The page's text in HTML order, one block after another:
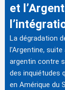
et
La dégradation
l'Argentine,
argentin contre
des inquiétudes
en Amérique du